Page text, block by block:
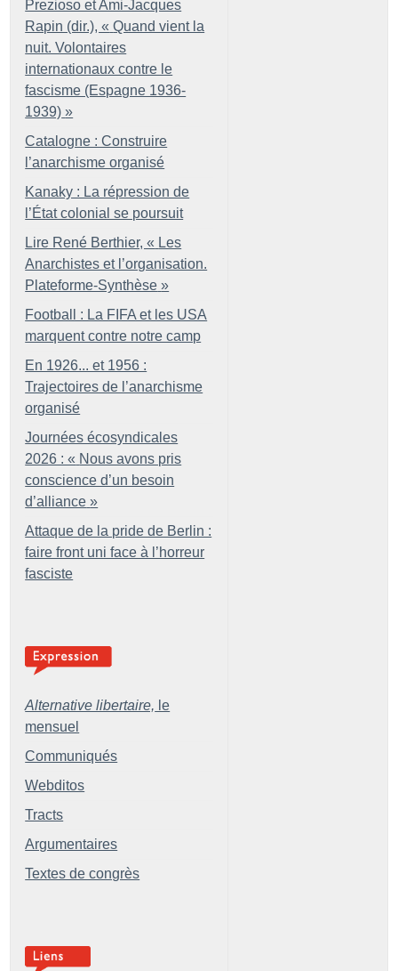
Prezioso et Ami-Jacques
Rapin (dir.), « Quand vient la
nuit. Volontaires
internationaux contre le
fascisme (Espagne 1936-
1939) »
Catalogne : Construire
l’anarchisme organisé
Kanaky : La répression de
l’État colonial se poursuit
Lire René Berthier, « Les
Anarchistes et l’organisation.
Plateforme-Synthèse »
Football : La FIFA et les USA
marquent contre notre camp
En 1926... et 1956 :
Trajectoires de l’anarchisme
organisé
Journées écosyndicales
2026 : « Nous avons pris
conscience d’un besoin
d’alliance »
Attaque de la pride de Berlin :
faire front uni face à l’horreur
fasciste
Alternative libertaire, le
mensuel
Communiqués
Webditos
Tracts
Argumentaires
Textes de congrès